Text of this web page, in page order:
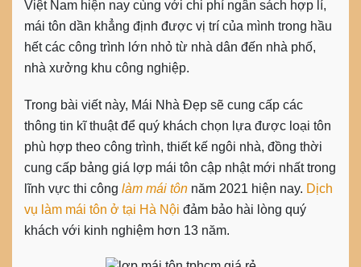
Việt Nam hiện nay cùng với chi phí ngân sách hợp lí,
mái tôn dần khẳng định được vị trí của mình trong hầu
hết các công trình lớn nhỏ từ nhà dân đến nhà phố,
nhà xưởng khu công nghiệp.
Trong bài viết này, Mái Nhà Đẹp sẽ cung cấp các
thông tin kĩ thuật để quý khách chọn lựa được loại tôn
phù hợp theo công trình, thiết kế ngôi nhà, đồng thời
cung cấp bảng giá lợp mái tôn cập nhật mới nhất trong
lĩnh vực thi công làm mái tôn năm 2021 hiện nay. Dịch
vụ làm mái tôn ở tại Hà Nội đảm bảo hài lòng quý
khách với kinh nghiệm hơn 13 năm.